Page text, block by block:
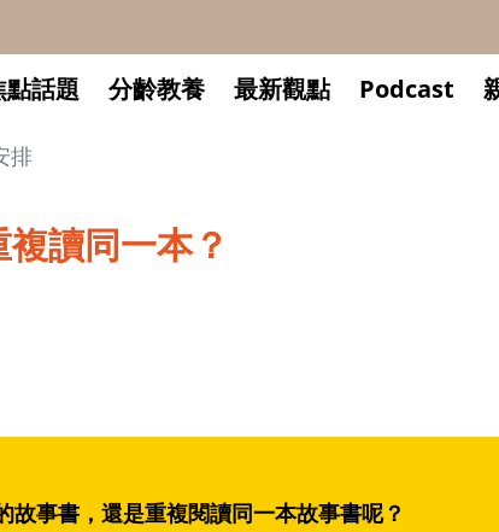
點話題 分齡教養 最新觀點 Podcast
排
讀同一本？
事書，還是重複閱讀同一本故事書呢？